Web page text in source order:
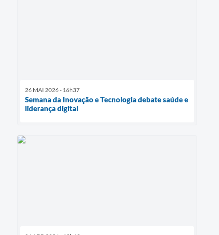
26 MAI 2026 - 16h37
Semana da Inovação e Tecnologia debate saúde e
liderança digital